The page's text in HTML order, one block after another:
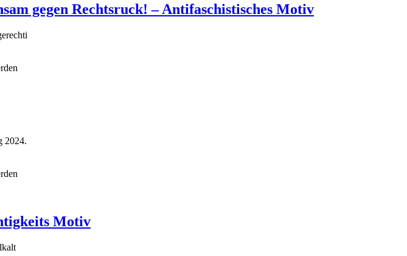
gegen Rechtsruck! – Antifaschistisches Motiv
2024.
Motiv